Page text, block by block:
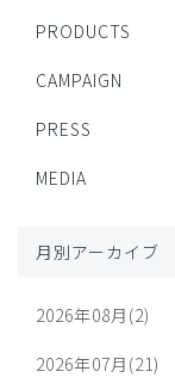
PRODUCTS
CAMPAIGN
PRESS
MEDIA
月別アーカイブ
2026年08月(2)
2026年07月(21)